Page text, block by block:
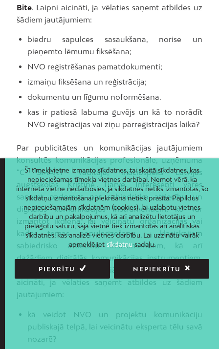
Bite. Laipni aicināti, ja vēlaties saņemt atbildes uz
šādiem jautājumiem:
biedru sapulces sasaukšana, norise un
pieņemto lēmumu fiksēšana;
NVO reģistrēšanas pamatdokumenti;
izmaiņu fiksēšana un reģistrācija;
dokumentu un līgumu noformēšana.
kas ir patiesā labuma guvējs un kā to norādīt
NVO reģistrācijas vai ziņu pārreģistrācijas laikā?
Par publicitātes un komunikācijas jautājumiem
konsultēs komunikācijas profesionāle, uzņēmuma
“C SMART” vadītāja, mācībspēks Latvijas
augstskolās Kristīne Tjarve. Interesenti varēs
saņemt padomus par sabiedrisko attiecību un
digitālās komunikācijas instrumentiem, ko var
izmantot ikdienā, lai veicinātu organizācijas vai
kādas tēmas popularizēšanu – klasiskajiem
sabiedrisko attiecību instrumentiem, kā arī
dažādiem digitālās komunikācijas instrumentiem,
t.sk., komunikāciju sociālajos medijos. Laipni
aicināti, ja vēlaties saņemt atbildes uz šādiem
jautājumiem:
kā veidot NVO un projektu komunikāciju
publiskajā telpā, lai veicinātu eksperta tēlu savā
nozarē?
Šī tīmekļvietne izmanto sīkdatnes, tai skaitā sīkdatnes, kas
nepieciešamas tīmekļa vietnes darbībai. Ņemot vērā, ka
interneta vietne nedarbosies, ja sīkdatnes netiks izmantotas, šo
sīkdatņu izmantošanai piekrišana netiek prasīta. Papildus
nepieciešamajām sīkdatnēm (cookies), lai uzlabotu vietnes
darbību un pakalpojumus, kā arī analizētu lietotājus un
pielāgotu saturu, šajā vietnē tiek izmantotas arī analītiskās
sīkdatnes, kas analizē vietnes darbību. Lai uzzinātu vairāk
apmeklējiet sīkdatņusadaļu.
PIEKRĪTU NEPIEKRĪTU